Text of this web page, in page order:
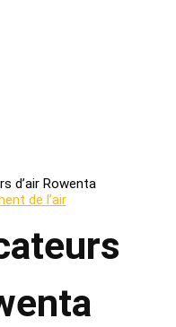
d’air Rowenta
de l’air